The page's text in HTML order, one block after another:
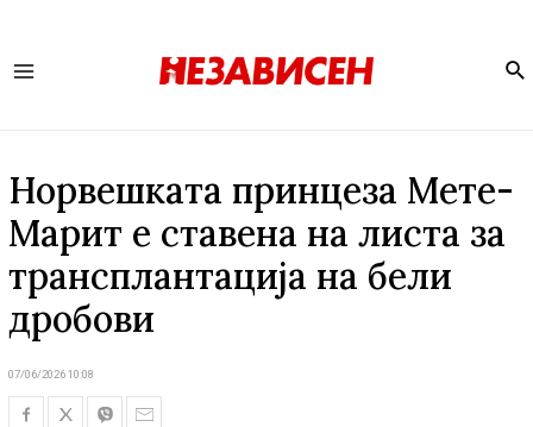
Норвешката принцеза Мете-
Марит е ставена на листа за
трансплантација на бели
дробови
07/06/2026 10:08